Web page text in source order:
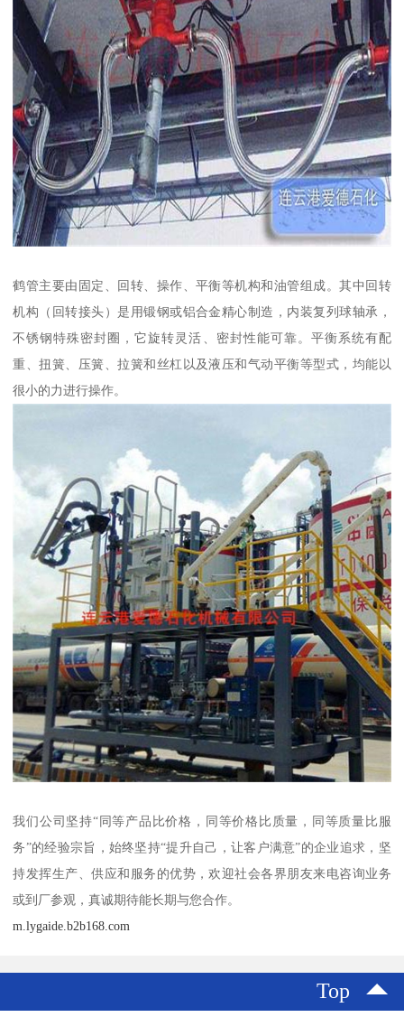
鹤管主要由固定、回转、操作、平衡等机构和油管组成。其中回转
机构（回转接头）是用锻钢或铝合金精心制造，内装复列球轴承，
不锈钢特殊密封圈，它旋转灵活、密封性能可靠。平衡系统有配
重、扭簧、压簧、拉簧和丝杠以及液压和气动平衡等型式，均能以
很小的力进行操作。
我们公司坚持“同等产品比价格，同等价格比质量，同等质量比服
务”的经验宗旨，始终坚持“提升自己，让客户满意”的企业追求，坚
持发挥生产、供应和服务的优势，欢迎社会各界朋友来电咨询业务
或到厂参观，真诚期待能长期与您合作。
m.lygaide.b2b168.com
Top